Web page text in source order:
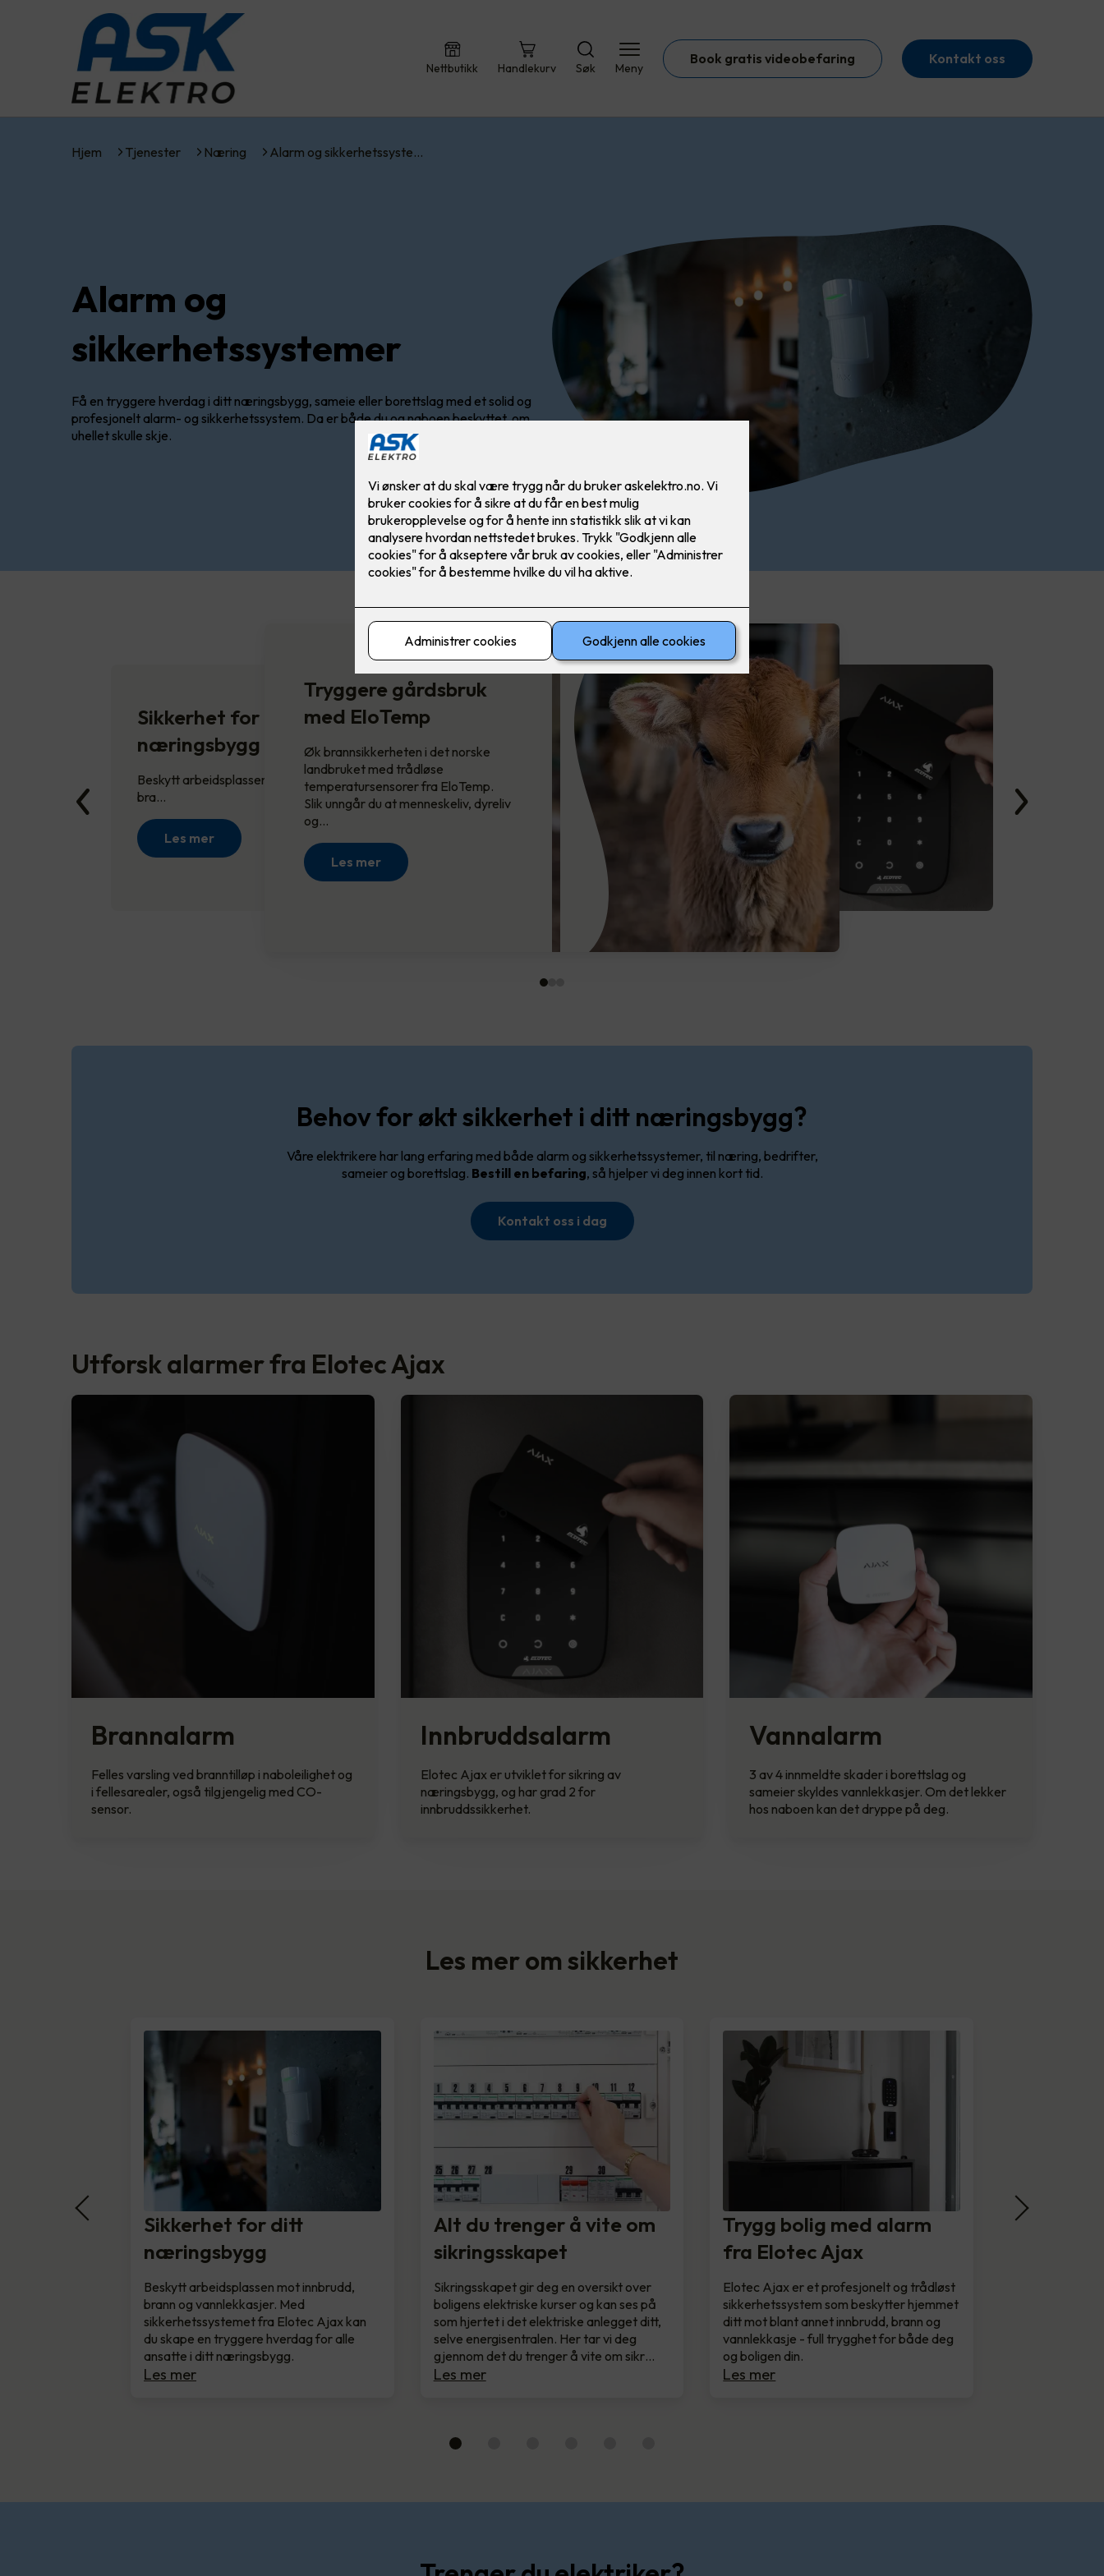
Nettbutikk Handlekurv Søk Meny
Book gratis videobefaring Kontakt oss
Hjem Tjenester Næring Alarm og sikkerhetssyste…
Alarm og
sikkerhetssystemer
Få en tryggere hverdag i ditt næringsbygg, sameie eller borettslag med et solid og
profesjonelt alarm- og sikkerhetssystem. Da er både du og naboen beskyttet, om
uhellet skulle skje.
Tryggere gårdsbruk
med EloTemp
Øk brannsikkerheten i det norske
landbruket med trådløse
temperatursensorer fra EloTemp.
Slik unngår du at menneskeliv, dyreliv
og…
Les mer
Sikkerhetssystemet for
et tryg…
Få en tryggere hverdag i ditt sameie og…
Sikkerhet for ditt
næringsbygg
Beskytt arbeidsplassen mot innbrudd,
bra…
Les mer
Behov for økt sikkerhet i ditt næringsbygg?
Våre elektrikere har lang erfaring med både alarm og sikkerhetssystemer, til næring, bedrifter,
sameier og borettslag. Bestill en befaring, så hjelper vi deg innen kort tid.
Kontakt oss i dag
Utforsk alarmer fra Elotec Ajax
Brannalarm
Felles varsling ved branntilløp i naboleilighet og
i fellesarealer, også tilgjengelig med CO-
sensor.
Innbruddsalarm
Elotec Ajax er utviklet for sikring av
næringsbygg, og har grad 2 for
innbruddssikkerhet.
Vannalarm
3 av 4 innmeldte skader i borettslag og
sameier skyldes vannlekkasjer. Om det lekker
hos naboen kan det dryppe på deg.
Les mer om sikkerhet
Sikkerhet for ditt
næringsbygg
Beskytt arbeidsplassen mot innbrudd,
brann og vannlekkasjer. Med
sikkerhetssystemet fra Elotec Ajax kan
du skape en tryggere hverdag for alle
ansatte i ditt næringsbygg.
Les mer
Alt du trenger å vite om
sikringsskapet
Sikringsskapet gir deg en oversikt over
boligens elektriske kurser og kan ses på
som hjertet i det elektriske anlegget ditt,
selve energisentralen. Her tar vi deg
gjennom det du trenger å vite om sikr…
Les mer
Trygg bolig med alarm
fra Elotec Ajax
Elotec Ajax er et profesjonelt og trådløst
sikkerhetssystem som beskytter hjemmet
ditt mot blant annet innbrudd, brann og
vannlekkasje - full trygghet for både deg
og boligen din.
Les mer